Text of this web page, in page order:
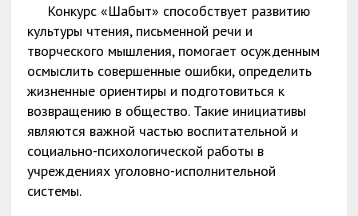
Конкурс «Шабыт» способствует развитию
культуры чтения, письменной речи и
творческого мышления, помогает осужденным
осмыслить совершенные ошибки, определить
жизненные ориентиры и подготовиться к
возвращению в общество. Такие инициативы
являются важной частью воспитательной и
социально-психологической работы в
учреждениях уголовно-исполнительной
системы.